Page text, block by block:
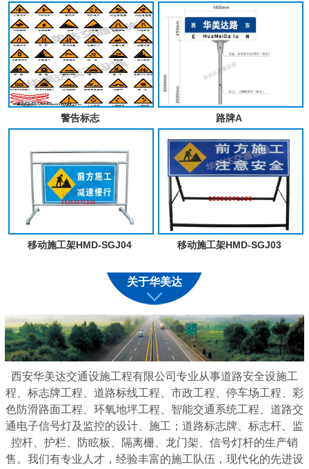
警告标志 路牌A
移动施工架HMD-SGJ04 移动施工架HMD-SGJ03
关于华美达
西安华美达交通设施工程有限公司专业从事道路安全设施工
程、标志牌工程、道路标线工程、市政工程、停车场工程、彩
色防滑路面工程、环氧地坪工程、智能交通系统工程、道路交
通电子信号灯及监控的设计、施工；道路标志牌、标志杆、监
控杆、护栏、防眩板、隔离栅、龙门架、信号灯杆的生产销
售。我们有专业人才，经验丰富的施工队伍，现代化的先进设